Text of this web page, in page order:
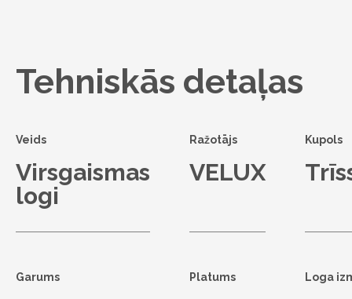
Tehniskās detaļas
Veids
Virsgaismas
logi
Ražotājs
VELUX
Kupols
Garums Platums Loga